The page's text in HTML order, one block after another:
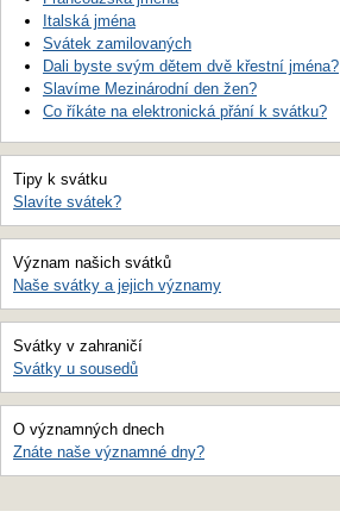
Italská jména
Svátek zamilovaných
Dali byste svým dětem dvě křestní jména?
Slavíme Mezinárodní den žen?
Co říkáte na elektronická přání k svátku?
Tipy k svátku
Slavíte svátek?
Význam našich svátků
Naše svátky a jejich významy
Svátky v zahraničí
Svátky u sousedů
O významných dnech
Znáte naše významné dny?